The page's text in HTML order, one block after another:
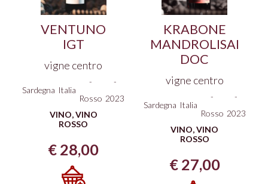
VENTUNO
IGT
vigne centro
Sardegna Italia
-
Rosso
-
2023
VINO,VINO
ROSSO
€ 28,00
KRABONE
MANDROLISAI
DOC
vigne centro
Sardegna Italia
-
Rosso
-
2023
VINO,VINO
ROSSO
€27,00